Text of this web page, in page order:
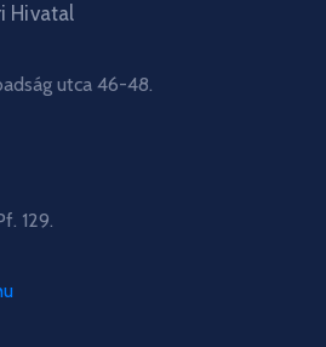
Hivatal
utca 46-48.
129.